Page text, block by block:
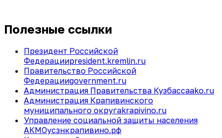
Полезные ссылки
Президент Российской
Федерацииpresident.kremlin.ru
Правительство Российской
Федерацииgovernment.ru
Администрация Правительства Кузбассаako.ru
Администрация Крапивинского
муниципального округаkrapivino.ru
Управление социальной защиты населения
АКМОусзнкрапивино.рф